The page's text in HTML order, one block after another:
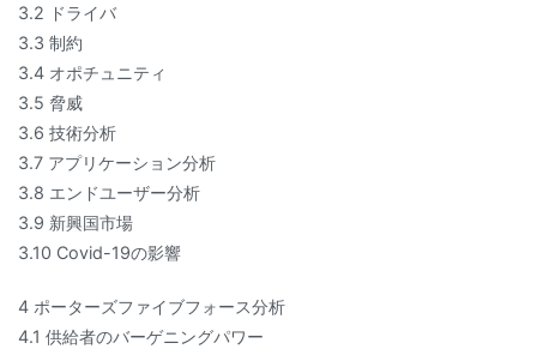
3.2 ドライバ
3.3 制約
3.4 オポチュニティ
3.5 脅威
3.6 技術分析
3.7 アプリケーション分析
3.8 エンドユーザー分析
3.9 新興国市場
3.10 Covid-19の影響
4 ポーターズファイブフォース分析
4.1 供給者のバーゲニングパワー